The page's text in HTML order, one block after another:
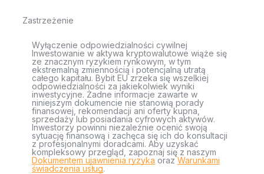
Zastrzeżenie
Wyłączenie odpowiedzialności cywilnej
Inwestowanie w aktywa kryptowalutowe wiąże się
ze znacznym ryzykiem rynkowym, w tym
ekstremalną zmiennością i potencjalną utratą
całego kapitału. Bybit EU zrzeka się wszelkiej
odpowiedzialności za jakiekolwiek wyniki
inwestycyjne. Żadne informacje zawarte w
niniejszym dokumencie nie stanowią porady
finansowej, rekomendacji ani oferty kupna,
sprzedaży lub posiadania cyfrowych aktywów.
Inwestorzy powinni niezależnie ocenić swoją
sytuację finansową i zachęca się ich do konsultacji
z profesjonalnymi doradcami. Aby uzyskać
kompleksowy przegląd, zapoznaj się z naszym
Dokumentem ujawnienia ryzyka orazWarunkami
świadczenia usług.